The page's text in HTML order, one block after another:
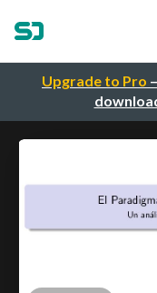
Upgrade to Pro